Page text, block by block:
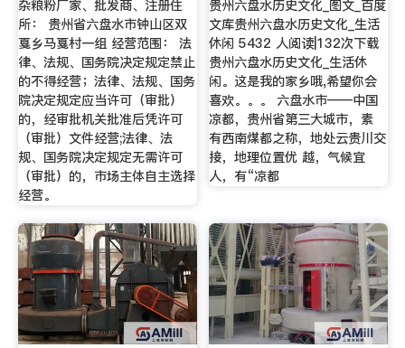
杂粮粉厂家、批发商、注册住
所： 贵州省六盘水市钟山区双
戛乡马戛村一组 经营范围： 法
律、法规、国务院决定规定禁止
的不得经营；法律、法规、国务
院决定规定应当许可（审批）
的，经审批机关批准后凭许可
（审批）文件经营;法律、法
规、国务院决定规定无需许可
（审批）的，市场主体自主选择
经营。
贵州六盘水历史文化_图文_百度
文库贵州六盘水历史文化_生活
休闲 5432 人阅读|132次下载
贵州六盘水历史文化_生活休
闲。这是我的家乡哦,希望你会
喜欢。。。 六盘水市——中国
凉都，贵州省第三大城市，素
有西南煤都之称，地处云贵川交
接，地理位置优 越，气候宜
人，有“凉都